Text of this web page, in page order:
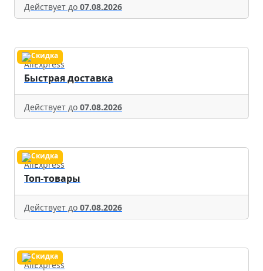
Действует до 07.08.2026
AliExpress
Быстрая доставка
Действует до 07.08.2026
AliExpress
Топ-товары
Действует до 07.08.2026
AliExpress